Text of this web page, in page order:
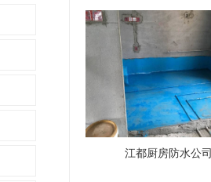
江都厨房防水公司